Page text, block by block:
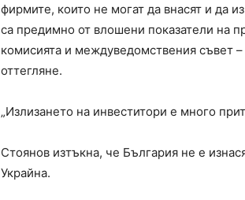
фирмите, които не могат да внасят и да
са предимно от влошени показатели на
комисията и междуведомствения съвет
оттегляне.
„Излизането на инвеститори е много
Стоянов изтъкна, че България не е
Украйна.